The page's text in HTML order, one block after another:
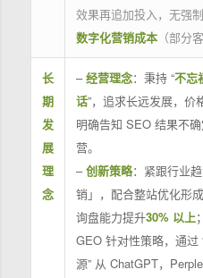
效果再追加投入，无强
数字化营销成本（部分
长
期
发
展
理
念
–经营理念：秉持 “不忘
话”，追求长远发展，价
明确告知 SEO 结果不
营。
–创新策略：紧跟行业
销」，配合整站优化形
询盘能力提升30% 以上
GEO 针对性策略，通过
源” 从 ChatGPT，